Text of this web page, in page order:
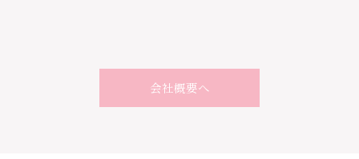
会社概要へ